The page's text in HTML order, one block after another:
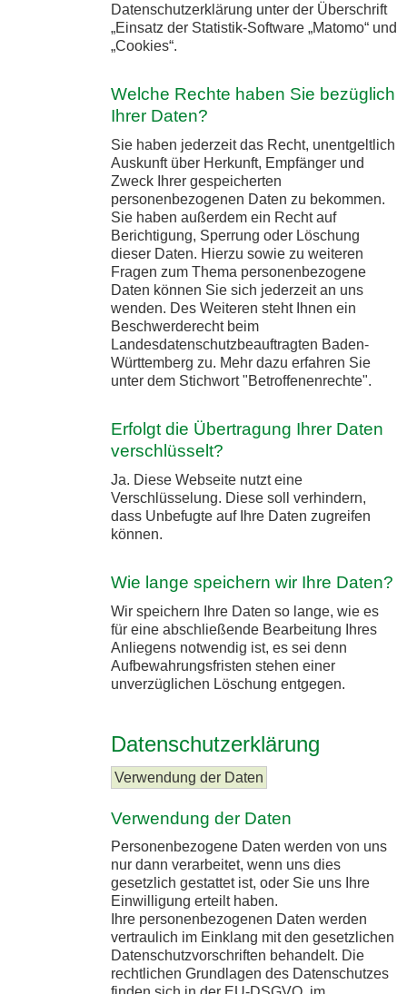
Datenschutzerklärung unter der Überschrift
„Einsatz der Statistik-Software „Matomo“ und
„Cookies“.
Welche Rechte haben Sie bezüglich
Ihrer Daten?
Sie haben jederzeit das Recht, unentgeltlich
Auskunft über Herkunft, Empfänger und
Zweck Ihrer gespeicherten
personenbezogenen Daten zu bekommen.
Sie haben außerdem ein Recht auf
Berichtigung, Sperrung oder Löschung
dieser Daten. Hierzu sowie zu weiteren
Fragen zum Thema personenbezogene
Daten können Sie sich jederzeit an uns
wenden. Des Weiteren steht Ihnen ein
Beschwerderecht beim
Landesdatenschutzbeauftragten Baden-
Württemberg zu. Mehr dazu erfahren Sie
unter dem Stichwort "Betroffenenrechte".
Erfolgt die Übertragung Ihrer Daten
verschlüsselt?
Ja. Diese Webseite nutzt eine
Verschlüsselung. Diese soll verhindern,
dass Unbefugte auf Ihre Daten zugreifen
können.
Wie lange speichern wir Ihre Daten?
Wir speichern Ihre Daten so lange, wie es
für eine abschließende Bearbeitung Ihres
Anliegens notwendig ist, es sei denn
Aufbewahrungsfristen stehen einer
unverzüglichen Löschung entgegen.
Datenschutzerklärung
Verwendung der Daten
Verwendung der Daten
Personenbezogene Daten werden von uns
nur dann verarbeitet, wenn uns dies
gesetzlich gestattet ist, oder Sie uns Ihre
Einwilligung erteilt haben.
Ihre personenbezogenen Daten werden
vertraulich im Einklang mit den gesetzlichen
Datenschutzvorschriften behandelt. Die
rechtlichen Grundlagen des Datenschutzes